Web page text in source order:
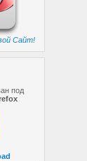
Сайт!
под